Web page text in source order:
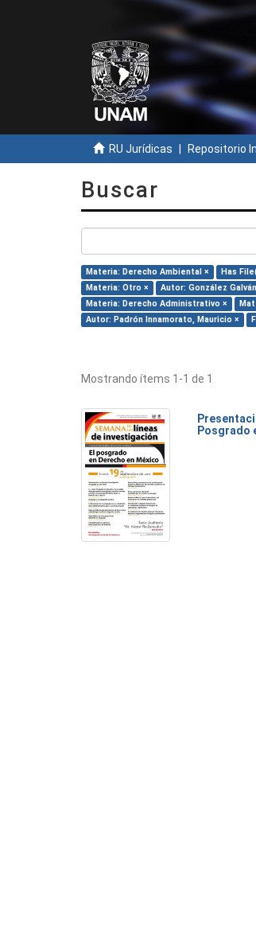
RU Jurídicas Repositorio
Buscar
Materia: Derecho Ambiental × Has
Materia: Otro ×
Autor: González
Materia: Derecho Administrativo ×
Autor: Padrón Innamorato, Mauricio ×
Mostrando ítems 1-1 de 1
Posgrado